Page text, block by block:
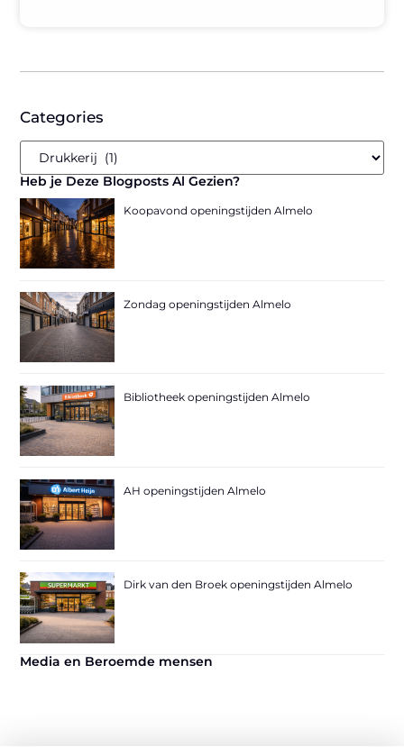
Categories
Heb je Deze Blogposts Al Gezien?
Koopavond openingstijden Almelo
Zondag openingstijden Almelo
Bibliotheek openingstijden Almelo
AH openingstijden Almelo
Dirk van den Broek openingstijden Almelo
Media en Beroemde mensen